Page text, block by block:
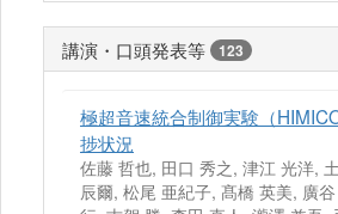
講演・口頭発表等 123
極超音速統合制御実験（
捗状況
佐藤 哲也, 田口 秀之, 津江 光洋,
辰爾, 松尾 亜紀子, 髙橋 英美, 廣